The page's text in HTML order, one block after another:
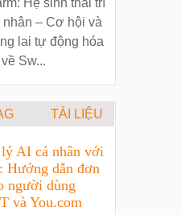
Hệ sinh thái trí
nhân – Cơ hội và
lai tự động hóa
Sw...
TÀI LIỆU
AI cá nhân với
Hướng dẫn đơn
người dùng
và You.com